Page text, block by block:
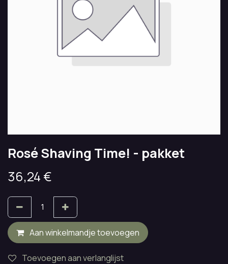
Rosé Shaving Time! - pakket
36,24 €
Aan winkelmandje toevoegen
Toevoegen aan verlanglijst